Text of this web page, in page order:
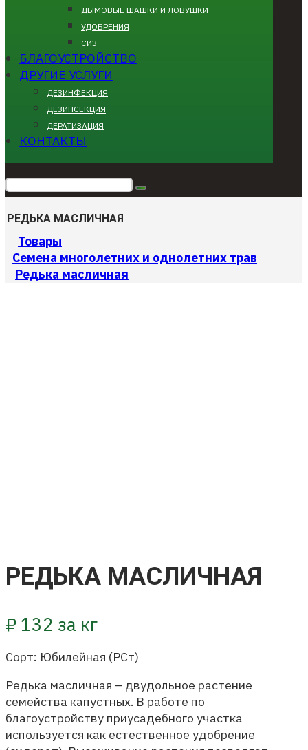
ДЫМОВЫЕ ШАШКИ И ЛОВУШКИ
УДОБРЕНИЯ
СИЗ
БЛАГОУСТРОЙСТВО
ДРУГИЕ УСЛУГИ
ДЕЗИНФЕКЦИЯ
ДЕЗИНСЕКЦИЯ
ДЕРАТИЗАЦИЯ
КОНТАКТЫ
РЕДЬКА МАСЛИЧНАЯ
Товары
Cемена многолетних и однолетних трав
Редька масличная
РЕДЬКА МАСЛИЧНАЯ
₽ 132 за кг
Сорт: Юбилейная (РСт)
Редька масличная – двудольное растение
семейства капустных. В работе по
благоустройству приусадебного участка
используется как естественное удобрение